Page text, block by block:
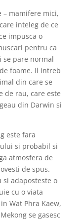
– mamifere mici,
inteleg de ce
impusca o
pentru ca
se pare normal
foame. Il intreb
din care se
de rau, care este
din Darwin si
este fara
si probabil si
atmosfera de
de spus.
si adaposteste o
cu o viata
Wat Phra Kaew,
se gasesc